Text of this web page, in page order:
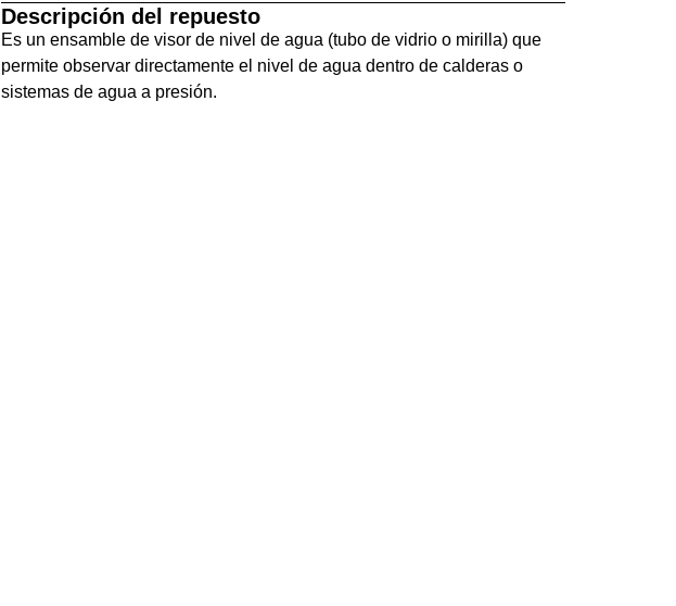
Descripción del repuesto
Es un ensamble de visor de nivel de agua (tubo de vidrio o mirilla) que
permite observar directamente el nivel de agua dentro de calderas o
sistemas de agua a presión.